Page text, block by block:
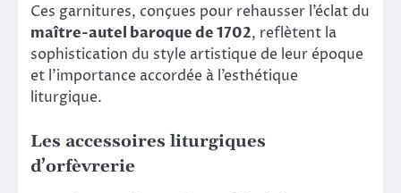
Ces garnitures, conçues pour rehausser l’éclat du
maître-autel baroque de 1702, reflètent la
sophistication du style artistique de leur époque
et l’importance accordée à l’esthétique
liturgique.
Les accessoires liturgiques
d’orfèvrerie